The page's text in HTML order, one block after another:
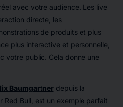
avec votre audience. Les live
directe, les
de produits et plus
plus interactive et personnelle,
votre public. Cela donne une
Baumgartnerdepuis la
Red Bull, est un exemple parfait